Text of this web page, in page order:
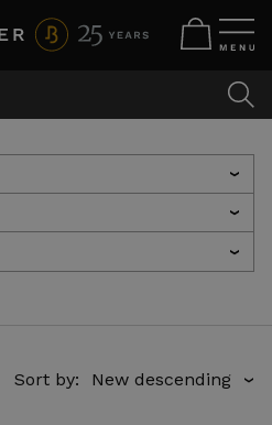
›
›
›
Sort by: ›